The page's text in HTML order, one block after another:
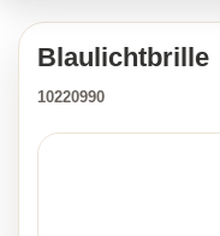
Blaulichtbrille
10220990